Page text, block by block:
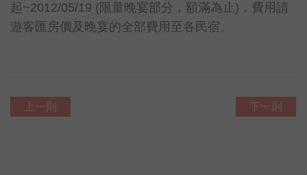
起~2012/05/19 (限量晚宴部分，額滿為止)，費用請
遊客匯房價及晚宴的全部費用至各民宿。
上一則 下一則